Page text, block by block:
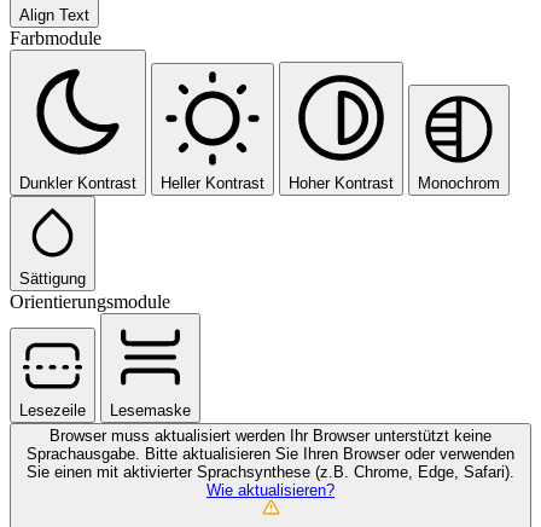
Align Text
Farbmodule
Dunkler Kontrast Heller Kontrast Hoher Kontrast Monochrom
Sättigung
Orientierungsmodule
Lesezeile
Lesemaske
Browser muss aktualisiert werden
Ihr Browser unterstützt keine
Sprachausgabe. Bitte aktualisieren Sie Ihren Browser oder verwenden
Sie einen mit aktivierter Sprachsynthese (z.B. Chrome, Edge, Safari).
Wie aktualisieren?